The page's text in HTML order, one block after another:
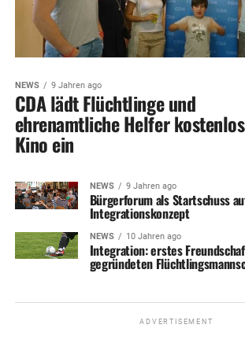
NEWS 9 Jahren ago
CDA lädt Flüchtlinge und
ehrenamtliche Helfer
Kino ein
NEWS 9 Jahren ago
Bürgerforum als Startschuss
Integrationskonzept
NEWS 10 Jahren ago
Integration: erstes
gegründeten
ADVERTISEMENT